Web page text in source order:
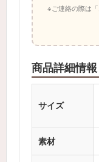
※ご連絡の際は
商品詳細情報
サイズ
素材